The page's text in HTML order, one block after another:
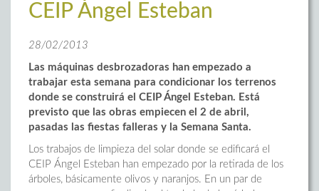
CEIP Ángel Esteban
28/02/2013
Las máquinas desbrozadoras han empezado a
trabajar esta semana para condicionar los terrenos
donde se construirá el CEIP Ángel Esteban. Está
previsto que las obras empiecen el 2 de abril,
pasadas las fiestas falleras y la Semana Santa.
Los trabajos de limpieza del solar donde se edificará el
CEIP Ángel Esteban han empezado por la retirada de los
árboles, básicamente olivos y naranjos. En un par de